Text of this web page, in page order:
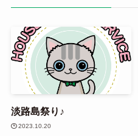
淡路島祭り♪
2023.10.20